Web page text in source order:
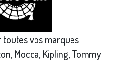
vos marques
Mocca, Kipling, Tommy